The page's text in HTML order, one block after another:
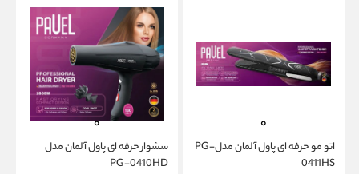
اتو مو حرفه ای پاول آلمان مدلPG-
0411HS
سشوار حرفه ای پاول آلمان مدل
PG-0410HD